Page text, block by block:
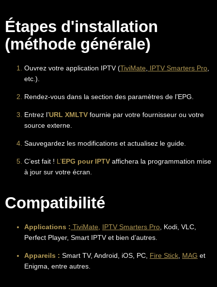
Étapes d'installation
(méthode générale)
Ouvrez votre application IPTV (TiviMate IPTV Smarters Pro
etc.).
Rendez-vous dans la section des paramètres de l’EPG.
Entrez l’URL XMLTV fournie par votre fournisseur ou votre
source externe.
Sauvegardez les modifications et actualisez le guide.
C’est fait ! L’EPG pour IPTV affichera la programmation mise
à jour sur votre écran.
Compatibilité
Applications : TiviMate, IPTV Smarters Pro , Kodi, VLC,
Perfect Player, Smart IPTV et bien d’autres.
Appareils : Smart TV, Android, iOS, PC, Fire Stick MAG et
Enigma, entre autres.